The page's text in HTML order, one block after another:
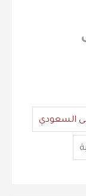
السعودي